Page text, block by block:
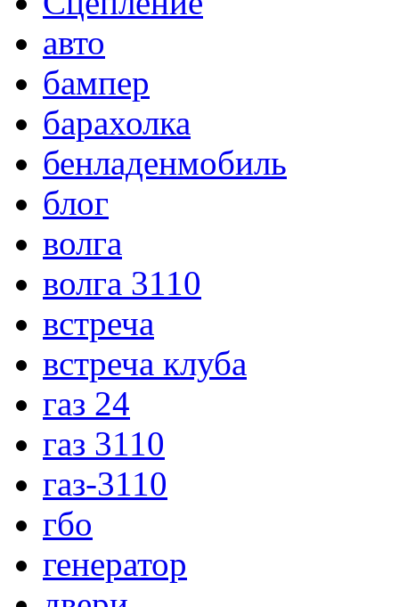
авто
бампер
барахолка
бенладенмобиль
блог
волга
волга 3110
встреча
встреча клуба
газ 24
газ 3110
газ-3110
гбо
генератор